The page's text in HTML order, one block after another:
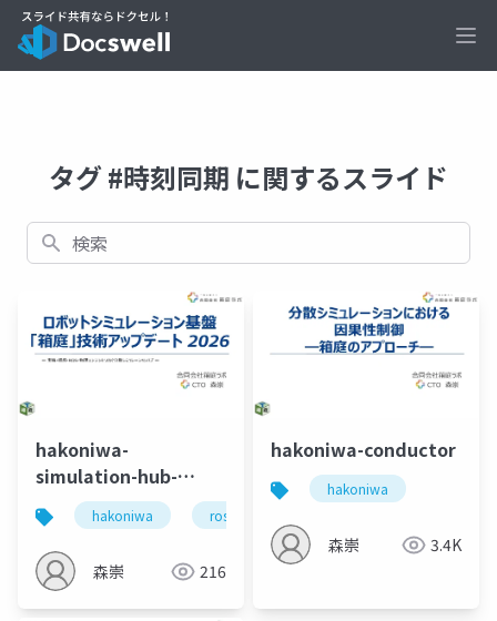
タグ #時刻同期 に関するスライド
検索
hakoniwa-
simulation-hub-
technical-update-
2026
hakoniwa ros
森崇 216
hakoniwa-conductor
hakoniwa
森崇 3.4K